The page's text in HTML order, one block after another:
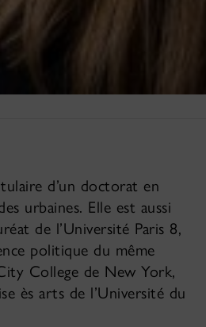
d’un doctorat en
urbaines. Elle est aussi
de l’Université Paris 8,
politique du même
College de New York,
ès arts de l’Université du